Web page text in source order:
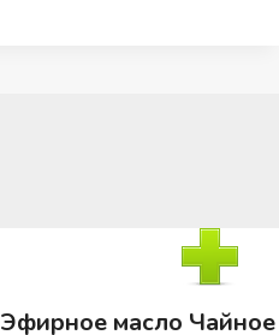
Эфирное масло